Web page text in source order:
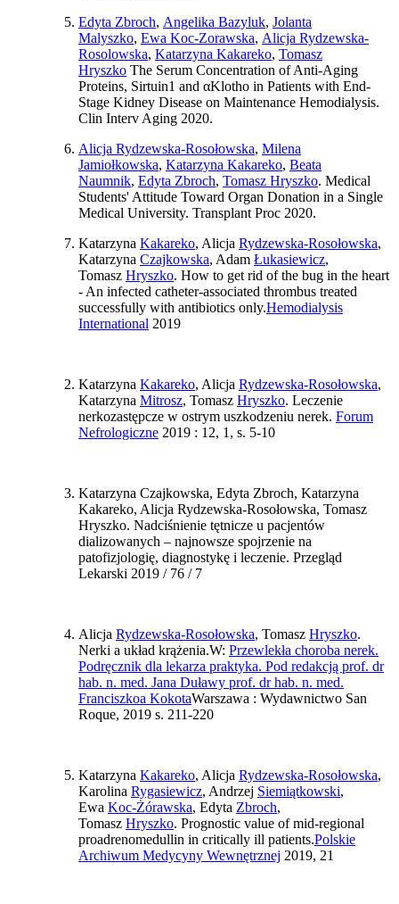
Edyta Zbroch, Angelika Bazyluk, Jolanta
Malyszko, Ewa Koc-Zorawska, Alicja Rydzewska-
Rosolowska, Katarzyna Kakareko, Tomasz
Hryszko The Serum Concentration of Anti-Aging
Proteins, Sirtuin1 and αKlotho in Patients with End-
Stage Kidney Disease on Maintenance Hemodialysis.
Clin Interv Aging 2020.
Alicja Rydzewska-Rosołowska, Milena
Jamiołkowska, Katarzyna Kakareko, Beata
Naumnik, Edyta Zbroch, Tomasz Hryszko. Medical
Students' Attitude Toward Organ Donation in a Single
Medical University. Transplant Proc 2020.
Katarzyna Kakareko, Alicja Rydzewska-Rosołowska,
Katarzyna Czajkowska, Adam Łukasiewicz,
Tomasz Hryszko. How to get rid of the bug in the heart
- An infected catheter-associated thrombus treated
successfully with antibiotics only.Hemodialysis
International 2019
Katarzyna Kakareko, Alicja Rydzewska-Rosołowska,
Katarzyna Mitrosz, Tomasz Hryszko. Leczenie
nerkozastępcze w ostrym uszkodzeniu nerek. Forum
Nefrologiczne 2019 : 12, 1, s. 5-10
Katarzyna Czajkowska, Edyta Zbroch, Katarzyna
Kakareko, Alicja Rydzewska-Rosołowska, Tomasz
Hryszko. Nadciśnienie tętnicze u pacjentów
dializowanych – najnowsze spojrzenie na
patofizjologię, diagnostykę i leczenie. Przegląd
Lekarski 2019 / 76 / 7
Alicja Rydzewska-Rosołowska, Tomasz Hryszko.
Nerki a układ krążenia.W: Przewlekła choroba nerek.
Podręcznik dla lekarza praktyka. Pod redakcją prof. dr
hab. n. med. Jana Duławy prof. dr hab. n. med.
Franciszkoa KokotaWarszawa : Wydawnictwo San
Roque, 2019 s. 211-220
Katarzyna Kakareko, Alicja Rydzewska-Rosołowska,
Karolina Rygasiewicz, Andrzej Siemiątkowski,
Ewa Koc-Żórawska, Edyta Zbroch,
Tomasz Hryszko. Prognostic value of mid-regional
proadrenomedullin in critically ill patients.Polskie
Archiwum Medycyny Wewnętrznej 2019, 21